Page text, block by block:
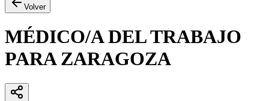
Volver
MÉDICO/A DEL TRABAJO
PARA ZARAGOZA